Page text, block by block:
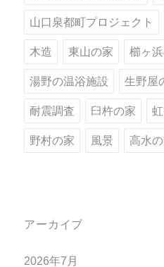
山口泉都町プロジェクト
木造 東山の家 櫛ヶ
湯野の温浴施設 生野屋
耐震調査 臼杵の家
野村の家 風景 高水
アーカイブ
2026年7月